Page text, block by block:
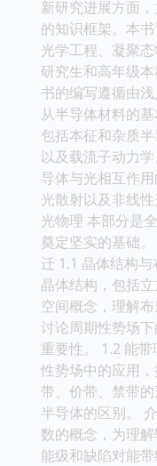
新研究进展方面
的知识框架。本
光学工程、凝聚
研究生和高年级
书的编写遵循由
从半导体材料的
包括本征和杂质
以及载流子动力
导体与光相互作
光散射以及非线
光物理 本部分是
奠定坚实的基础
迁 1.1 晶体结构
晶体结构，包括
空间概念，理解
讨论周期性势场
重要性。 1.2 能
性势场中的应用
带、价带、禁带
半导体的区别。
数的概念，为理
能级和缺陷对能